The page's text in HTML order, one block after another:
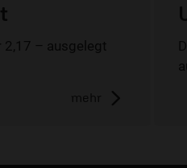
2,17 – ausgelegt
mehr